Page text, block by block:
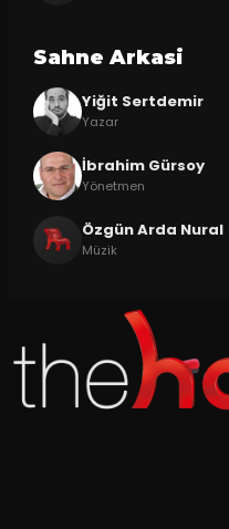
Sahne Arkasi
Yiğit Sertdemir
Yazar
İbrahim Gürsoy
Yönetmen
Özgün Arda Nural
Müzik